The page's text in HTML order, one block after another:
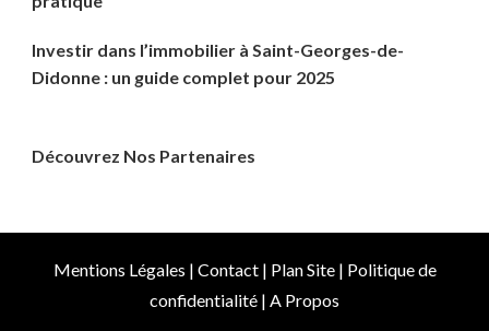
Investir dans l’immobilier à Saint-Georges-de-
Didonne : un guide complet pour 2025
Découvrez Nos Partenaires
Mentions Légales | Contact| Plan Site| Politique de
confidentialité | A Propos